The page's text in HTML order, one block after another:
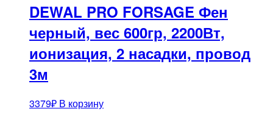
DEWAL PRO FORSAGE Фен
черный, вес 600гр, 2200Вт,
ионизация, 2 насадки, провод
3м
3379₽ В корзину